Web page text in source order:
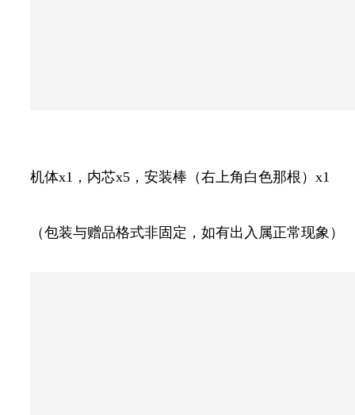
机体x1，内芯x5，安装棒（右上角白色那根）x1
（包装与赠品格式非固定，如有出入属正常现象）